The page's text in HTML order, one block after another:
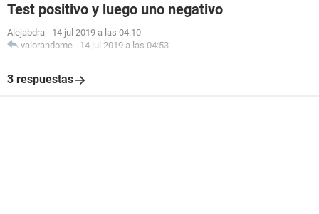
Test positivo y luego uno negativo
Alejabdra - 14 jul 2019 a las 04:10
valorandome - 14 jul 2019 a las 04:53
3 respuestas